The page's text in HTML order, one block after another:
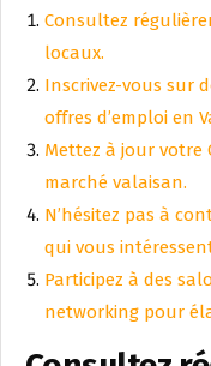
Consultez
locaux.
Inscrivez-vous sur
offres d’emploi en
Mettez à jour votre
marché valaisan.
N’hésitez pas à
qui vous
Participez à des
networking pour